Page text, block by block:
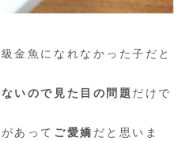
金魚になれなかった子だと
いので見た目の問題 だけで
あって ご愛嬌 だと思いま